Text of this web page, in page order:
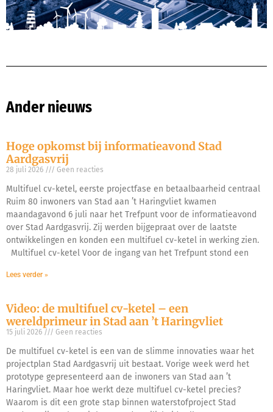
Ander nieuws
Hoge opkomst bij informatieavond Stad
Aardgasvrij
28 juli 2026 Geen reacties
Multifuel cv-ketel, eerste projectfase en betaalbaarheid centraal
Ruim 80 inwoners van Stad aan ’t Haringvliet kwamen
maandagavond 6 juli naar het Trefpunt voor de informatieavond
over Stad Aardgasvrij. Zij werden bijgepraat over de laatste
ontwikkelingen en konden een multifuel cv-ketel in werking zien.
Multifuel cv-ketel Voor de ingang van het Trefpunt stond een
Lees verder »
Video: de multifuel cv-ketel – een
wereldprimeur in Stad aan ’t Haringvliet
15 juli 2026 Geen reacties
De multifuel cv-ketel is een van de slimme innovaties waar het
projectplan Stad Aardgasvrij uit bestaat. Vorige week werd het
prototype gepresenteerd aan de inwoners van Stad aan ’t
Haringvliet. Maar hoe werkt deze multifuel cv-ketel precies?
Waarom is dit een grote stap binnen waterstofproject Stad